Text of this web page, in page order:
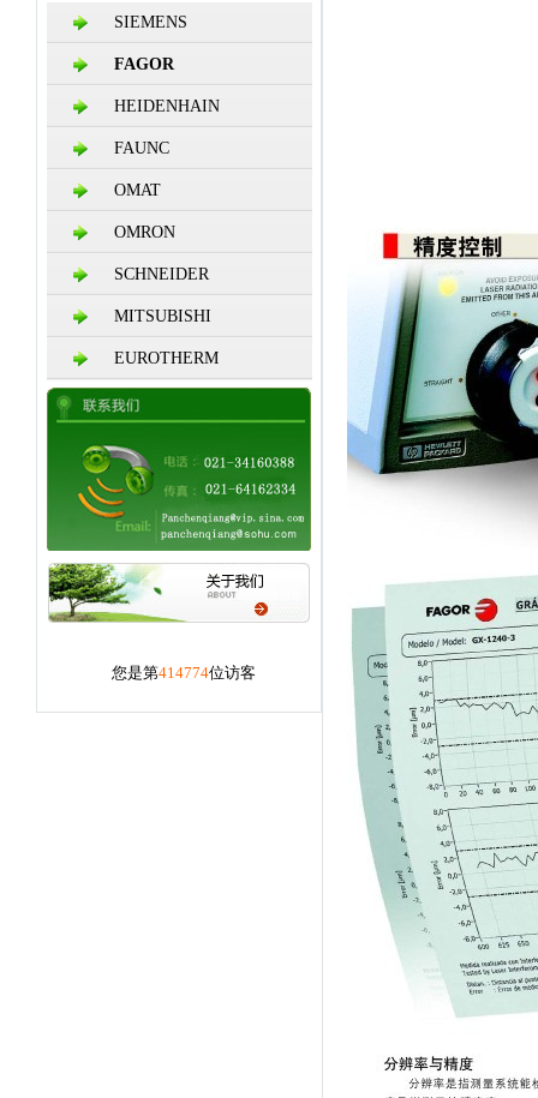
SIEMENS
FAGOR
HEIDENHAIN
FAUNC
OMAT
OMRON
SCHNEIDER
MITSUBISHI
EUROTHERM
您是第414774位访客